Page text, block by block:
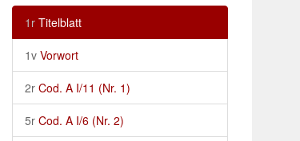
1r Titelblatt
1v Vorwort
2r Cod. A I/11 (Nr. 1)
5r Cod. A I/6 (Nr. 2)